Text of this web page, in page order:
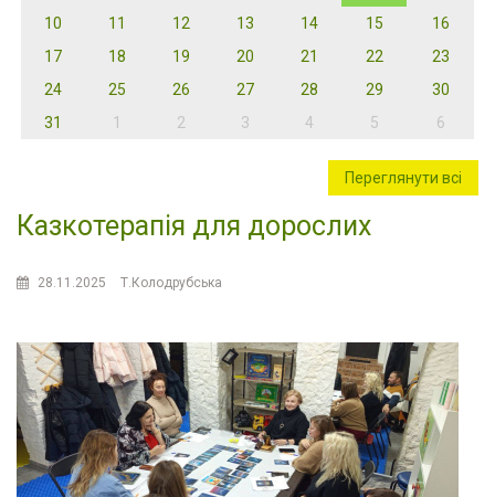
10
11 12 13 14 15
16
17
18 19 20 21 22
23
24
25 26 27 28 29
30
31
1 2 3 4 5 6
Переглянути всі
Казкотерапія для дорослих
28.11.2025 Т.Колодрубська